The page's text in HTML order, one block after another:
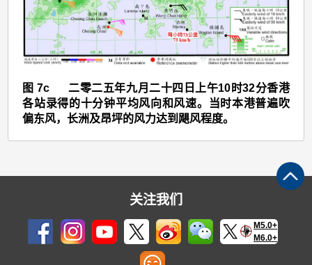
(2518)
7c
图 7c 二零二五年九月二十四日上午10时32分香港
各站录得的十分钟平均风向和风速。当时本港普遍吹
偏东风，长洲及昂坪的风力达到飓风程度。
关注我们
M5.0+
M6.0+